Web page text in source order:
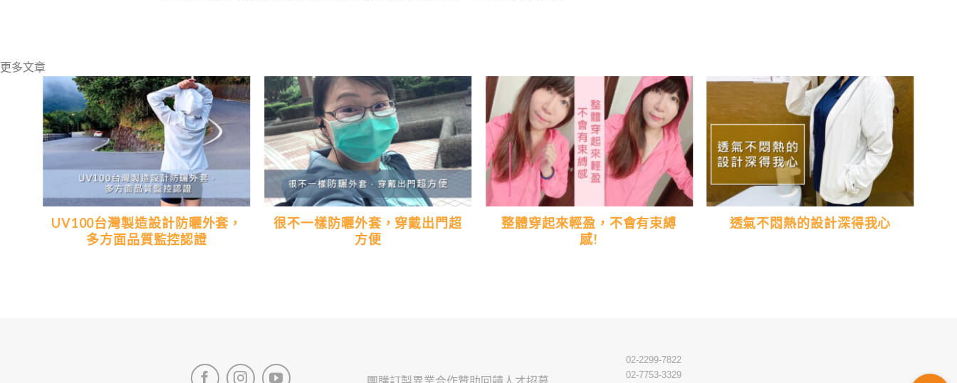
更多文章
UV100台灣製造設計防曬外套，
多方面品質監控認證
很不一樣防曬外套，穿戴出門超
方便
整體穿起來輕盈，不會有束縛
感!
透氣不悶熱的設計深得我心
02-2299-7822
02-7753-3329